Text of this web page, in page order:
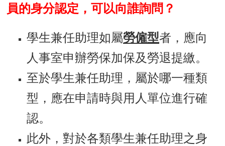
員的身分認定，可以向誰詢問？
學生兼任助理如屬勞僱型者，應向
人事室申辦勞保加保及勞退提繳。
至於學生兼任助理，屬於哪一種類
型，應在申請時與用人單位進行確
認。
此外，對於各類學生兼任助理之身